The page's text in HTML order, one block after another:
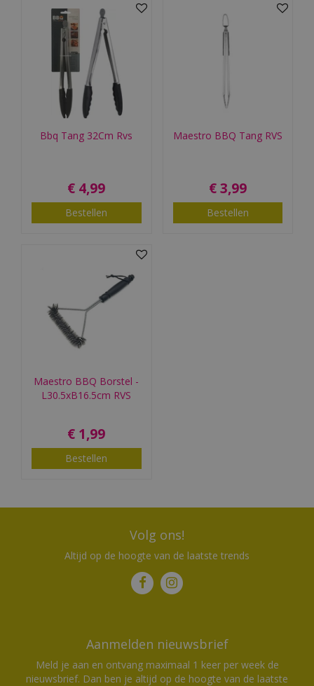
Bbq Tang 32Cm Rvs
€ 4,99
Bestellen
Maestro BBQ Tang RVS
€ 3,99
Bestellen
Maestro BBQ Borstel -
L30.5xB16.5cm RVS
€ 1,99
Bestellen
Volg ons!
Altijd op de hoogte van de laatste trends
Aanmelden nieuwsbrief
Meld je aan en ontvang maximaal 1 keer per week de
nieuwsbrief. Dan ben je altijd op de hoogte van de laatste